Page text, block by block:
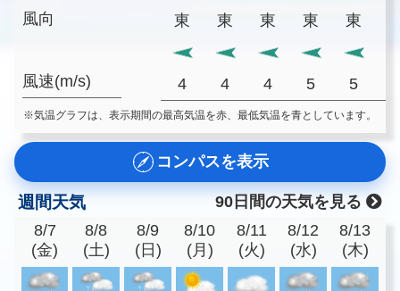
風向
風速(m/s)
東
東 東 東 東
4 4 4 5 5
※気温グラフは、表示期間の最高気温を赤、最低気温を青としています。
コンパスを表示
週間天気
90日間の天気を見る
8/7
(金)
8/8
(土)
8/9
(日)
8/10
(月)
8/11
(火)
8/12
(水)
8/13
(木)